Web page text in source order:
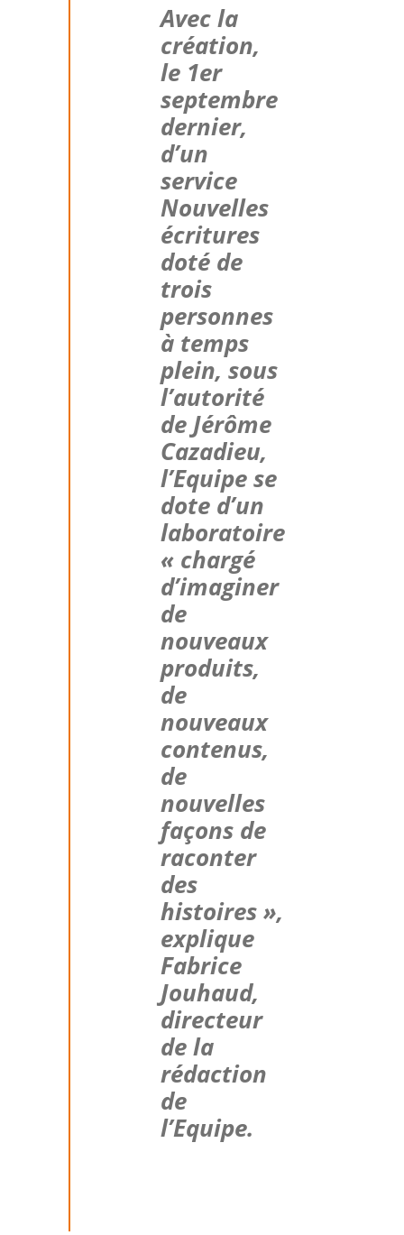
Avec la
création,
le 1er
septembre
dernier,
d’un
service
Nouvelles
écritures
doté de
trois
personnes
à temps
plein, sous
l’autorité
de Jérôme
Cazadieu,
l’Equipe se
dote d’un
laboratoire
« chargé
d’imaginer
de
nouveaux
produits,
de
nouveaux
contenus,
de
nouvelles
façons de
raconter
des
histoires »,
explique
Fabrice
Jouhaud,
directeur
de la
rédaction
de
l’Equipe.